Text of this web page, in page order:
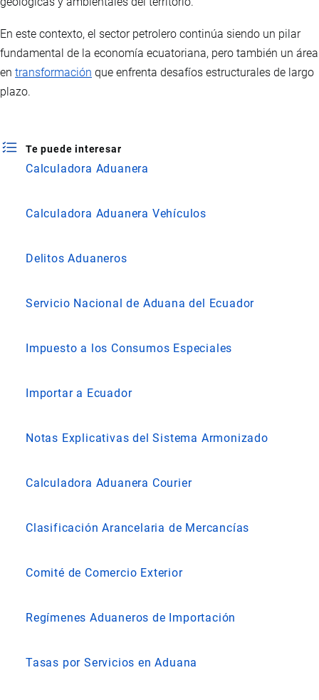
En este contexto, el sector petrolero continúa siendo un pilar
fundamental de la economía ecuatoriana, pero también un área
en transformación que enfrenta desafíos estructurales de largo
plazo.
Te puede interesar
Calculadora Aduanera
Calculadora Aduanera Vehículos
Delitos Aduaneros
Servicio Nacional de Aduana del Ecuador
Impuesto a los Consumos Especiales
Importar a Ecuador
Notas Explicativas del Sistema Armonizado
Calculadora Aduanera Courier
Clasificación Arancelaria de Mercancías
Comité de Comercio Exterior
Regímenes Aduaneros de Importación
Tasas por Servicios en Aduana